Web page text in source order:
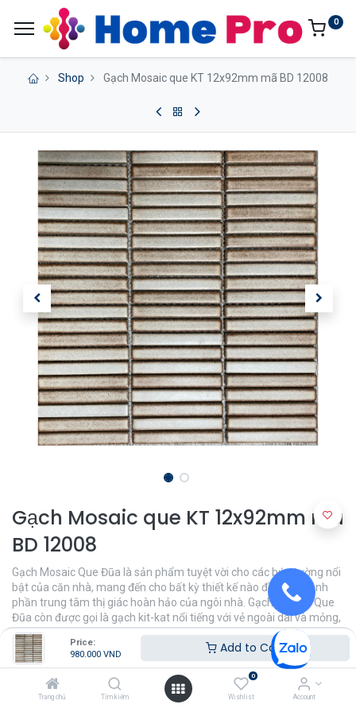
Price:
980.000 VND Add to Cart
Trang chủ Tìm kiếm
0
Wishlist Account
0
Shop Gạch Mosaic que KT 12x92mm mã BD 12008
Gạch Mosaic que KT 12x92mm mã
BD 12008
Gạch Mosaic Que Đũa là sản phẩm tuyệt vời cho các bức tường nổi
bật của căn nhà, mang đến cho bất kỳ thiết kế nào đều trở thành
phần trung tâm thị giác hoàn hảo của ngôi nhà. Gạch Mosaic Que
Đũa còn được gọi là gạch kit-kat nổi tiếng với vẻ ngoài dài và mỏng,
tăng thêm sự thu hút về mặt thị giác mà không bị chế ngự.
980.000VND